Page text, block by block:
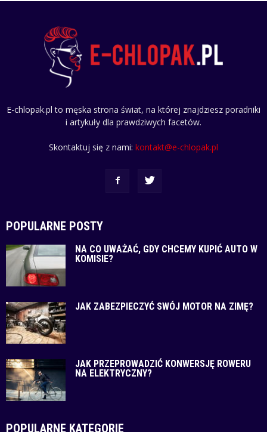
E-chlopak.pl to męska strona świat, na której znajdziesz poradniki
i artykuły dla prawdziwych facetów.
Skontaktuj się z nami: kontakt@e-chlopak.pl
POPULARNE POSTY
NA CO UWAŻAĆ, GDY CHCEMY KUPIĆ AUTO W
KOMISIE?
JAK ZABEZPIECZYĆ SWÓJ MOTOR NA ZIMĘ?
JAK PRZEPROWADZIĆ KONWERSJĘ ROWERU
NA ELEKTRYCZNY?
POPULARNE KATEGORIE